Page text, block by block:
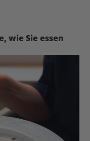
wie Sie essen